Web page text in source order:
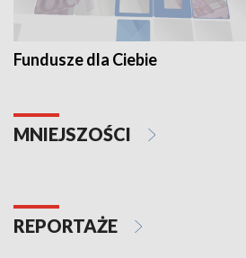
Fundusze dla Ciebie
MNIEJSZOŚCI
REPORTAŻE